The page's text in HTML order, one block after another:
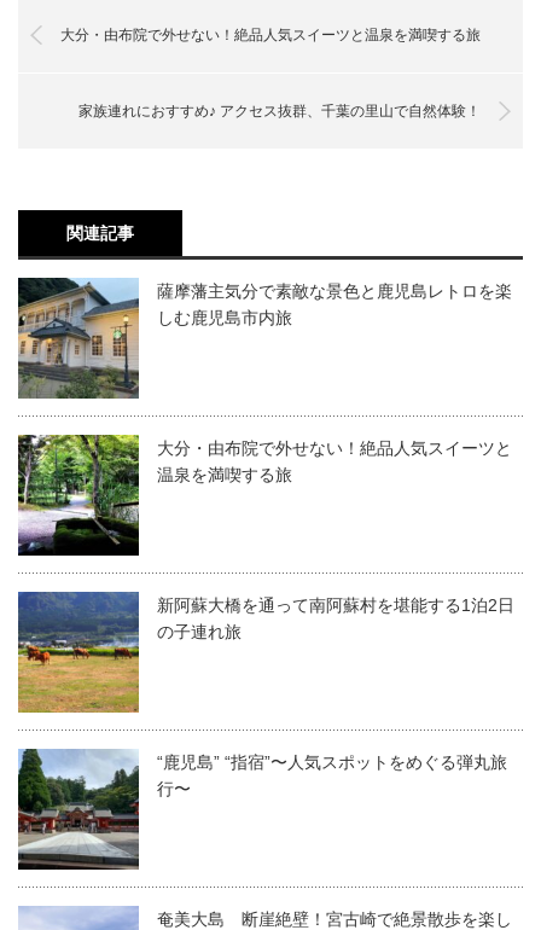
大分・由布院で外せない！絶品人気スイーツと温泉を満喫する旅
家族連れにおすすめ♪ アクセス抜群、千葉の里山で自然体験！
関連記事
薩摩藩主気分で素敵な景色と鹿児島レトロを楽
しむ鹿児島市内旅
大分・由布院で外せない！絶品人気スイーツと
温泉を満喫する旅
新阿蘇大橋を通って南阿蘇村を堪能する1泊2日
の子連れ旅
“鹿児島” “指宿”〜人気スポットをめぐる弾丸旅
行〜
奄美大島 断崖絶壁！宮古崎で絶景散歩を楽し